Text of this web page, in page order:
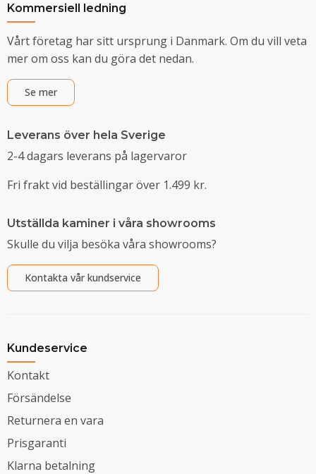
Kommersiell ledning
Vårt företag har sitt ursprung i Danmark. Om du vill veta
mer om oss kan du göra det nedan.
Se mer
Leverans över hela Sverige
2-4 dagars leverans på lagervaror
Fri frakt vid beställingar över 1.499 kr.
Utställda kaminer i våra showrooms
Skulle du vilja besöka våra showrooms?
Kontakta vår kundservice
Kundeservice
Kontakt
Försändelse
Returnera en vara
Prisgaranti
Klarna betalning